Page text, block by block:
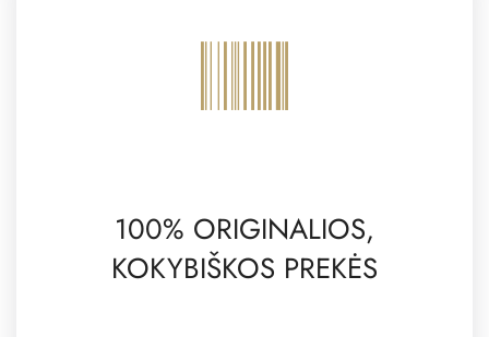
100% ORIGINALIOS,
KOKYBIŠKOS PREKĖS